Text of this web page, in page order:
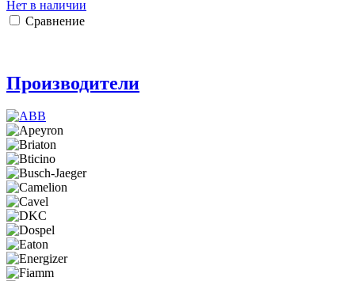
Нет в наличии
Сравнение
Производители